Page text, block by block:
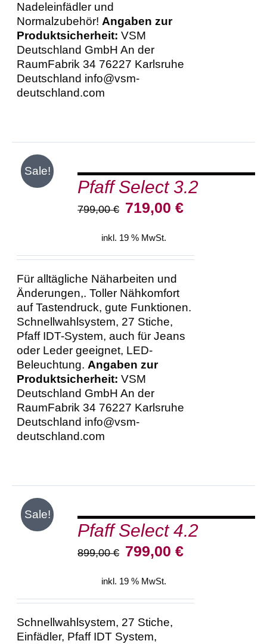
Nadeleinfädler und
Normalzubehör!Angaben zur
Produktsicherheit: VSM
Deutschland GmbH An der
RaumFabrik 34 76227 Karlsruhe
Deutschland info@vsm-
deutschland.com
Sale!
IN
DEN
WARENKORBPfaff Select 3.2
799,00€ Ursprünglicher
war:
719,00€Aktueller
inkl. 19 % MwSt.
Für alltägliche Näharbeiten und
Änderungen,. Toller Nähkomfort
auf Tastendruck, gute Funktionen.
Schnellwahlsystem, 27 Stiche,
Pfaff IDT-System, auch für Jeans
oder Leder geeignet, LED-
Beleuchtung.Angaben zur
Produktsicherheit: VSM
Deutschland GmbH An der
RaumFabrik 34 76227 Karlsruhe
Deutschland info@vsm-
deutschland.com
Sale!
IN
DEN
WARENKORBPfaff Select 4.2
899,00€ Ursprünglicher
war:
799,00€Aktueller
inkl. 19 % MwSt.
Schnellwahlsystem, 27 Stiche,
Einfädler, Pfaff IDT System,